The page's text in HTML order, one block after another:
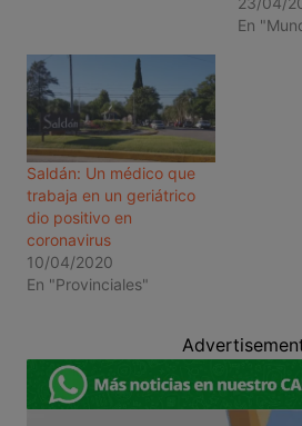
En
Saldán: Un médico que
trabaja en un geriátrico
dio positivo en
coronavirus
10/04/2020
En "Provinciales"